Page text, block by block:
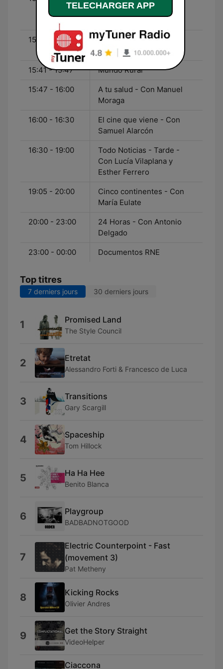
Con Miguel Ángel
Domínguez
15:35 - 15:41
Onda de ayer - Con
Buitrago
15:41 - 15:47 Mundo Rural
15:47 - 16:00
A tu salud - Con Manuel
Moraga
16:00 - 16:30
El cine que viene - Con
Samuel Alarcón
16:30 - 19:00
Todo Noticias - Tarde -
Con Lucía Vilaplana y
Esther Ferrero
19:05 - 20:00
Cinco continentes - Con
María Eulate
20:00 - 23:00
24 Horas - Con Antonio
Delgado
23:00 - 00:00 Documentos RNE
Top titres
7 derniers jours 30 derniers jours
1 Promised Land
The Style Council
2 Etretat
Alessandro Forti & Francesco de Luca
3 Transitions
Gary Scargill
4 Spaceship
Tom Hillock
5 Ha Ha Hee
Benito Blanca
6 Playgroup
BADBADNOTGOOD
7
Electric Counterpoint - Fast
(movement 3)
Pat Metheny
8 Kicking Rocks
Olivier Andres
9 Get the Story Straight
VideoHelper
Ciaccona
TELECHARGER APP